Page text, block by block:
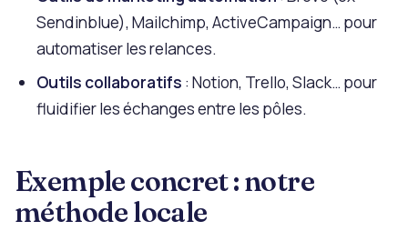
Sendinblue), Mailchimp, ActiveCampaign… pour
automatiser les relances.
Outils collaboratifs : Notion, Trello, Slack… pour
fluidifier les échanges entre les pôles.
Exemple concret : notre
méthode locale